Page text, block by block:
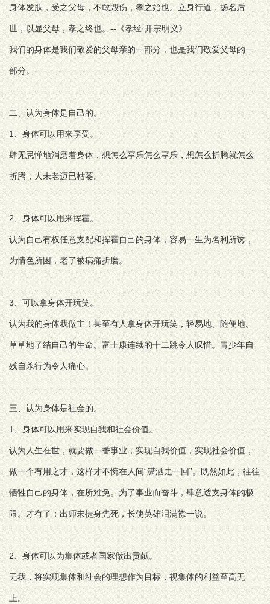
身体发肤，受之父母，不敢毁伤，孝之始也。立身行道，扬名后
世，以显父母，孝之终也。--《孝经·开宗明义》
我们的身体是我们敬爱的父母亲的一部分，也是我们敬爱父母的一
部分。
二、认为身体是自己的。
1、身体可以用来享受。
肆无忌惮地消磨着身体，想怎么享乐怎么享乐，想怎么折腾就怎么
折腾，人未老迈已枯萎。
2、身体可以用来挥霍。
认为自己有权任意支配和挥霍自己的身体，容易一生为名利所诱，
为情色所困，老了被病痛折磨。
3、可以拿身体开玩笑。
认为我的身体我做主！甚至有人拿身体开玩笑，轻易地、随便地、
草草地了结自己的生命。富士康连续的十二跳令人叹惜。青少年自
残自杀行为令人痛心。
三、认为身体是社会的。
1、身体可以用来实现自我和社会价值。
认为人生在世，就要做一番事业，实现自我价值，实现社会价值，
做一个有用之才，这样才不惋在人间“潇洒走一回”。既然如此，往往
牺牲自己的身体，在所难免。为了事业而奋斗，肆意透支身体的极
限。才有了：出师未捷身先死，长使英雄泪满襟一说。
2、身体可以为集体或者国家做出贡献。
无我，将实现集体和社会的理想作为目标，视集体的利益至高无
上。